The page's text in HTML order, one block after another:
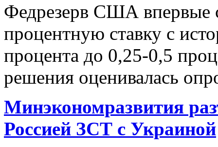
Федрезерв США впервые
процентную ставку с
процента до 0,25-0,5
решения оценивалась
Минэкономразвития
Россией ЗСТ с Украиной